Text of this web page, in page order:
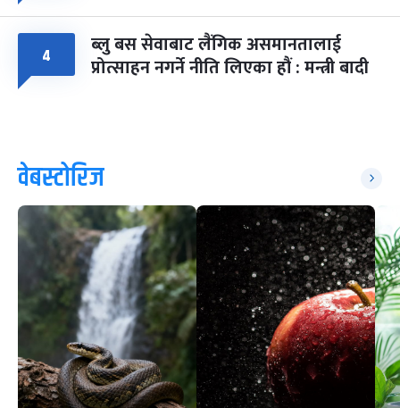
४ ब्लु बस सेवाबाट लैंगिक असमानतालाई
प्रोत्साहन नगर्ने नीति लिएका हौं : मन्त्री बादी
वेबस्टोरिज